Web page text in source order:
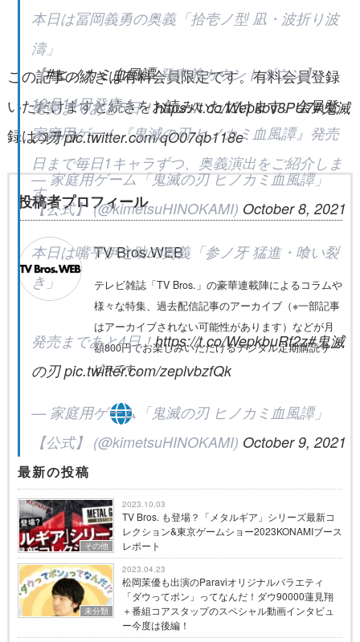
本日は冨岡義勇の奥義「拾壱ノ型 凪・波折り波
濤」
発売まであと5日！https://t.co/Wepkbv8PU7#鬼滅
の刃 pic.twitter.com/qO07qb118e
— 家庭用ゲーム「鬼滅の刃 ヒノカミ血風譚」
【公式】 (@kimetsuHINOKAMI) October 8, 2021
【#ヒノカミ血風譚発売前カウントダウン】
10月14日発売！
家庭用ゲーム『鬼滅の刃 ヒノカミ血風譚』発売
日まで毎日1キャラずつ、奥義演出をご紹介しま
す。
本日は嘴平伊之助の奥義「参ノ牙 猛進・喰い裂
き」
発売まであと4日！https://t.co/WepkbuRf2z#鬼滅
の刃 pic.twitter.com/zeplvbzfQk
— 家庭用ゲーム「鬼滅の刃 ヒノカミ血風譚」
【公式】 (@kimetsuHINOKAMI) October 9, 2021
この記事の続きは有料会員限定です。有料会員登録
いただけますと続きをお読みいただけます。会員登
録はコチラ
投稿者プロフィール
TV Bros.WEB
テレビ雑誌「TV Bros.」の豪華連載陣によるコラムや
様々な特集、過去配信記事のアーカイブ（※一部記事
はアーカイブされない可能性があります）などが月
額800円でお楽しみいただけるデジタル定期購読サー
ビスです。
最新の投稿
その他
2023.10.03
TV Bros. も登場？「メタルギア」シリーズ最新コ
レクション&東京ゲームショー2023KONAMIブース
レポート
未分類
2023.04.23
松岡茉優も出演のParaviオリジナルバラエティ
「ダウってポン」ってなんだ！ダウ90000蓮見翔
＋番組コアスタップのスペシャル動画インタビュ
ー今度は後編！